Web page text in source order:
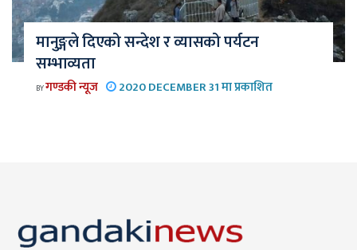
मानुङ्गले दिएको सन्देश र व्यासको पर्यटन
सम्भाव्यता
BYगण्डकी न्यूज 2020 DECEMBER 31 मा प्रकाशित